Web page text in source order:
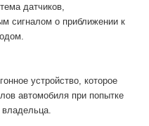
датчиков,
сигналом о приближении к
устройство, которое
автомобиля при попытке